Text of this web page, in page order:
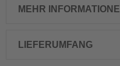
MEHR
LIEFERUMFANG